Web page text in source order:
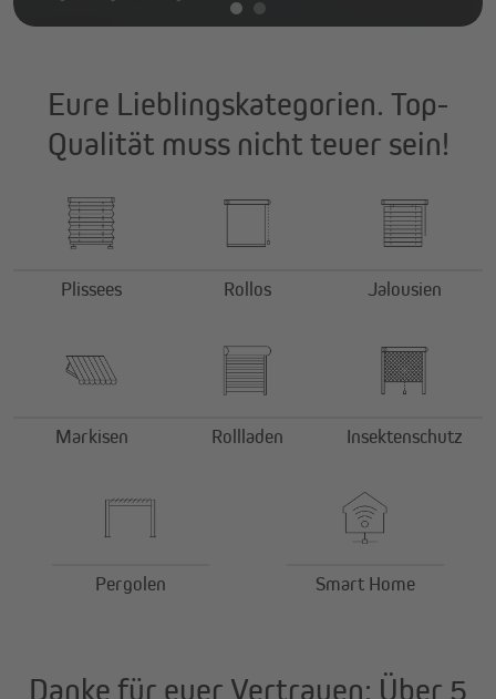
Eure Lieblingskategorien. Top-
Qualität muss nicht teuer sein!
Plissees Rollos Jalousien
Markisen Rollladen Insektenschutz
Pergolen Smart Home
Danke für euer Vertrauen: Über 5